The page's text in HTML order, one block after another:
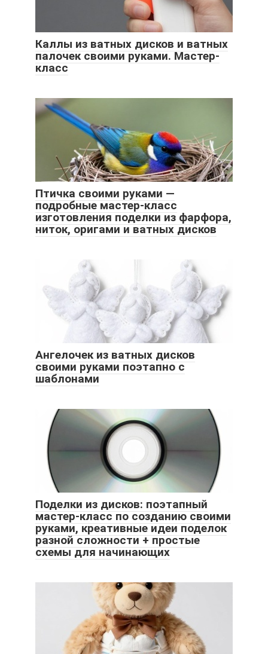
Каллы из ватных дисков и ватных
палочек своими руками. Мастер-
класс
Птичка своими руками —
подробные мастер-класс
изготовления поделки из фарфора,
ниток, оригами и ватных дисков
Ангелочек из ватных дисков
своими руками поэтапно с
шаблонами
Поделки из дисков: поэтапный
мастер-класс по созданию своими
руками, креативные идеи поделок
разной сложности + простые
схемы для начинающих